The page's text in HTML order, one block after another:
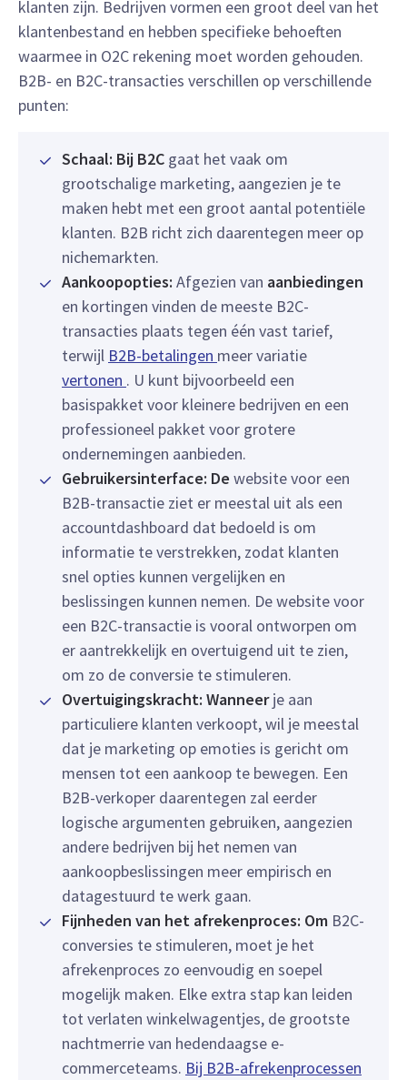
klanten zijn. Bedrijven vormen een groot deel van het
klantenbestand en hebben specifieke behoeften
waarmee in O2C rekening moet worden gehouden.
B2B- en B2C-transacties verschillen op verschillende
punten:
Schaal: Bij B2C gaat het vaak om
grootschalige marketing, aangezien je te
maken hebt met een groot aantal potentiële
klanten. B2B richt zich daarentegen meer op
nichemarkten.
Aankoopopties: Afgezien van aanbiedingen
en kortingen vinden de meeste B2C-
transacties plaats tegen één vast tarief,
terwijl B2B-betalingen meer variatie
vertonen . U kunt bijvoorbeeld een
basispakket voor kleinere bedrijven en een
professioneel pakket voor grotere
ondernemingen aanbieden.
Gebruikersinterface: De website voor een
B2B-transactie ziet er meestal uit als een
accountdashboard dat bedoeld is om
informatie te verstrekken, zodat klanten
snel opties kunnen vergelijken en
beslissingen kunnen nemen. De website voor
een B2C-transactie is vooral ontworpen om
er aantrekkelijk en overtuigend uit te zien,
om zo de conversie te stimuleren.
Overtuigingskracht: Wanneerje aan
particuliere klanten verkoopt, wil je meestal
dat je marketing op emoties is gericht om
mensen tot een aankoop te bewegen. Een
B2B-verkoper daarentegen zal eerder
logische argumenten gebruiken, aangezien
andere bedrijven bij het nemen van
aankoopbeslissingen meer empirisch en
datagestuurd te werk gaan.
Fijnheden van het afrekenproces: Om B2C-
conversies te stimuleren, moet je het
afrekenproces zo eenvoudig en soepel
mogelijk maken. Elke extra stap kan leiden
tot verlaten winkelwagentjes, de grootste
nachtmerrie van hedendaagse e-
commerceteams. Bij B2B-afrekenprocessen